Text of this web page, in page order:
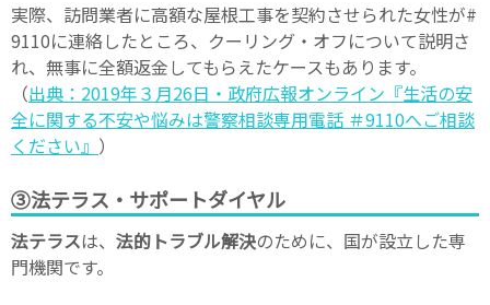
実際、訪問業者に高額な屋根工事を契約させられた女性が#
9110に連絡したところ、クーリング・オフについて説明さ
れ、無事に全額返金してもらえたケースもあります。
（出典：2019年３月26日・政府広報オンライン『生活の安
全に関する不安や悩みは警察相談専用電話 ＃9110へご相談
ください』 ）
③法テラス・サポートダイヤル
法テラスは、 法的トラブル解決のために、国が設立した専
門機関です。